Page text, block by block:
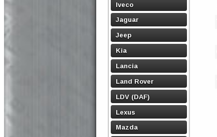
Iveco
Jaguar
Jeep
Kia
Lancia
Land Rover
LDV (DAF)
Lexus
Mazda